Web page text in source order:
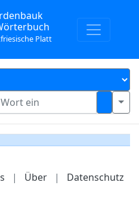
Platt
| Über | Datenschutz